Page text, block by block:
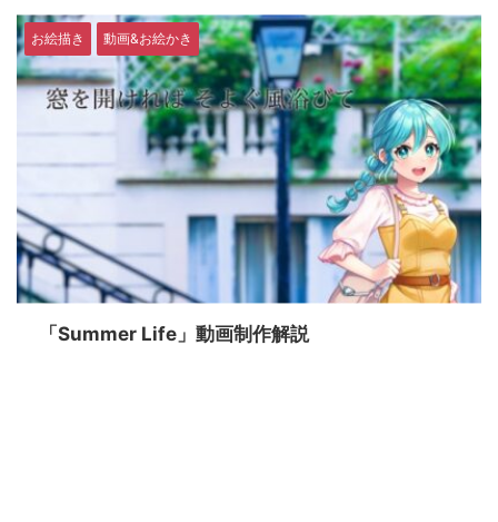
お絵描き 動画&お絵かき
「Summer Life」動画制作解説